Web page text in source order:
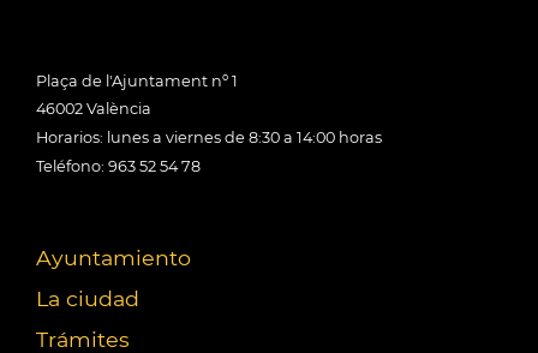
Plaça de l'Ajuntament nº 1
46002 València
Horarios: lunes a viernes de 8:30 a 14:00 horas
Teléfono: 963 52 54 78
Ayuntamiento
La ciudad
Trámites